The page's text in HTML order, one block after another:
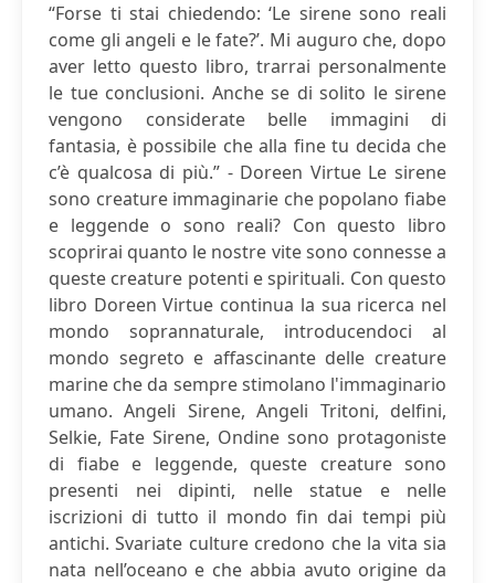
“Forse ti stai chiedendo: ‘Le sirene sono reali
come gli angeli e le fate?’. Mi auguro che, dopo
aver letto questo libro, trarrai personalmente
le tue conclusioni. Anche se di solito le sirene
vengono considerate belle immagini di
fantasia, è possibile che alla fine tu decida che
c’è qualcosa di più.” - Doreen Virtue Le sirene
sono creature immaginarie che popolano fiabe
e leggende o sono reali? Con questo libro
scoprirai quanto le nostre vite sono connesse a
queste creature potenti e spirituali. Con questo
libro Doreen Virtue continua la sua ricerca nel
mondo soprannaturale, introducendoci al
mondo segreto e affascinante delle creature
marine che da sempre stimolano l'immaginario
umano. Angeli Sirene, Angeli Tritoni, delfini,
Selkie, Fate Sirene, Ondine sono protagoniste
di fiabe e leggende, queste creature sono
presenti nei dipinti, nelle statue e nelle
iscrizioni di tutto il mondo fin dai tempi più
antichi. Svariate culture credono che la vita sia
nata nell’oceano e che abbia avuto origine da